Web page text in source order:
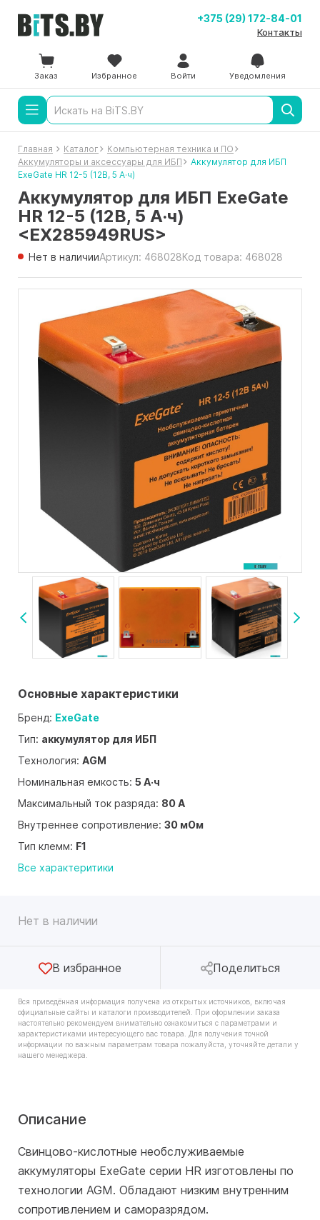
+375 (29) 172-84-01
Контакты
Заказ Избранное Войти Уведомления
Главная Каталог
Компьютерная техника и ПО
Аккумуляторы и аксессуары для ИБП
Аккумулятор для ИБП
ExeGate HR 12-5 (12В, 5 А·ч)
Аккумулятор для ИБП ExeGate
HR 12-5 (12В, 5 А·ч)
<EX285949RUS>
Нет в наличииАртикул: 468028Код товара: 468028
Основные характеристики
Бренд: ExeGate
Тип: аккумулятор для ИБП
Технология: AGM
Номинальная емкость: 5 А·ч
Максимальный ток разряда: 80 А
Внутреннее сопротивление: 30 мОм
Тип клемм: F1
Все характеритики
Нет в наличии
В избранное Поделиться
Вся приведённая информация получена из открытых источников, включая
официальные сайты и каталоги производителей. При оформлении заказа
настоятельно рекомендуем внимательно ознакомиться с параметрами и
характеристиками интересующего вас товара. Для получения точной
информации по важным параметрам товара пожалуйста, уточняйте детали у
нашего менеджера.
Описание
Свинцово-кислотные необслуживаемые
аккумуляторы ExeGate серии HR изготовлены по
технологии AGM. Обладают низким внутренним
сопротивлением и саморазрядом.